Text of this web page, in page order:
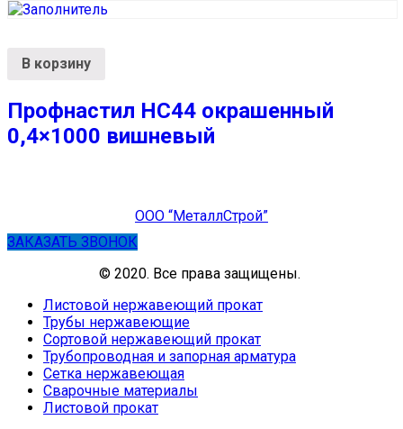
В корзину
Профнастил НС44 окрашенный
0,4×1000 вишневый
ООО “МеталлСтрой”
ЗАКАЗАТЬ ЗВОНОК
© 2020. Все права защищены.
Листовой нержавеющий прокат
Трубы нержавеющие
Сортовой нержавеющий прокат
Трубопроводная и запорная арматура
Сетка нержавеющая
Сварочные материалы
Листовой прокат